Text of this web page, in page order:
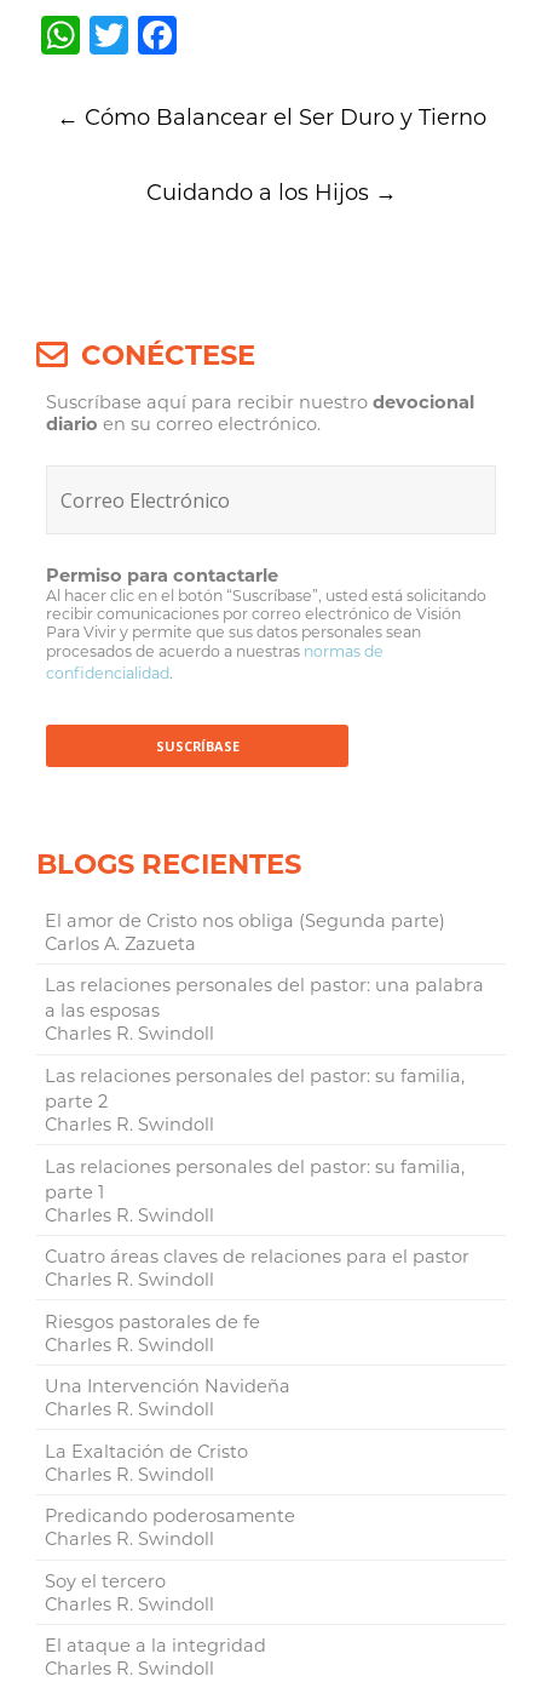
WhatsApp
Twitter
Post
navigation
← Cómo Balancear el Ser Duro y Tierno
Cuidando a los Hijos →
CONÉCTESE
Suscríbase aquí para recibir nuestrodevocional
diario en su correo electrónico.
Permiso para contactarle
Al hacer clic en el botón “Suscríbase”, usted está solicitando
recibir comunicaciones por correo electrónico de Visión
Para Vivir y permite que sus datos personales sean
procesados de acuerdo a nuestras normas de
confidencialidad.
BLOGS RECIENTES
El amor de Cristo nos obliga (Segunda parte)
Carlos A. Zazueta
Las relaciones personales del pastor: una palabra
a las esposas
Charles R. Swindoll
Las relaciones personales del pastor: su familia,
parte 2
Charles R. Swindoll
Las relaciones personales del pastor: su familia,
parte 1
Charles R. Swindoll
Cuatro áreas claves de relaciones para el pastor
Charles R. Swindoll
Riesgos pastorales de fe
Charles R. Swindoll
Una Intervención Navideña
Charles R. Swindoll
La Exaltación de Cristo
Charles R. Swindoll
Predicando poderosamente
Charles R. Swindoll
Soy el tercero
Charles R. Swindoll
El ataque a la integridad
Charles R. Swindoll